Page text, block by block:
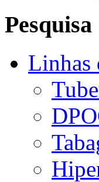
Pesquisa
Linhas